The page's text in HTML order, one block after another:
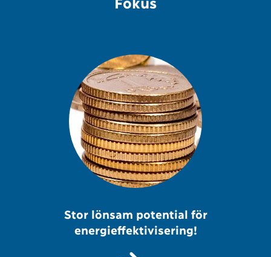
Stor lönsam potential för
energieffektivisering!